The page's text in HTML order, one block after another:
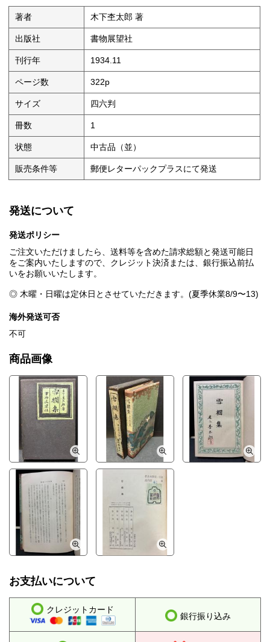
著者 木下杢太郎 著
出版社 書物展望社
刊行年 1934.11
ページ数 322p
サイズ 四六判
冊数 1
状態 中古品（並）
販売条件等 郵便レターパックプラスにて発送
発送について
発送ポリシー
ご注文いただけましたら、送料等を含めた請求総額と発送可能日
をご案内いたしますので、クレジット決済または、銀行振込前払
いをお願いいたします。
◎ 木曜・日曜は定休日とさせていただきます。(夏季休業8/9〜13)
海外発送可否
不可
商品画像
お支払いについて
クレジットカード
銀行振り込み